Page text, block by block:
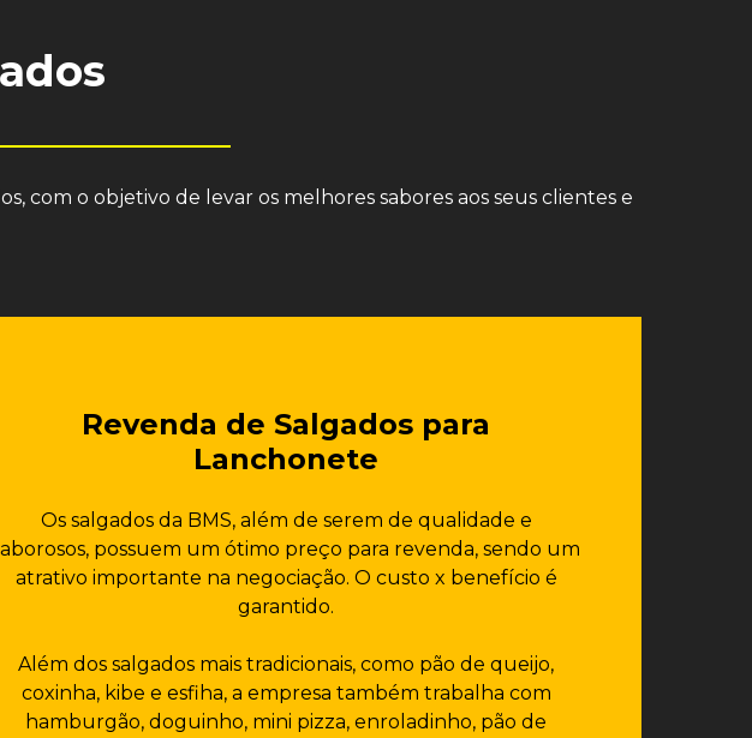
com o objetivo de levar os melhores sabores aos seus clientes e
Revenda de Salgados para
Lanchonete
Os salgados da BMS, além de serem de qualidade e
possuem um ótimo preço para revenda, sendo um
atrativo importante na negociação. O custo x benefício é
garantido.
Além dos salgados mais tradicionais, como pão de queijo,
coxinha, kibe e esfiha, a empresa também trabalha com
hamburgão, doguinho, mini pizza, enroladinho, pão de